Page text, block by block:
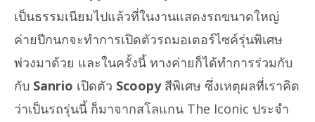
เป็นธรรมเนียมไปแล้วที่ในงานแสดงรถขนาดใหญ่
ค่ายปีกนกจะทำการเปิดตัวรถมอเตอร์ไซค์รุ่นพิเศษ
พ่วงมาด้วย และในครั้งนี้ ทางค่ายก็ได้ทำการร่วมกับ
กับ Sanrio เปิดตัว Scoopyสีพิเศษ ซึ่งเหตุผลที่เราคิด
ว่าเป็นรถรุ่นนี้ ก็มาจากสโลแกน The Iconic ประจำ